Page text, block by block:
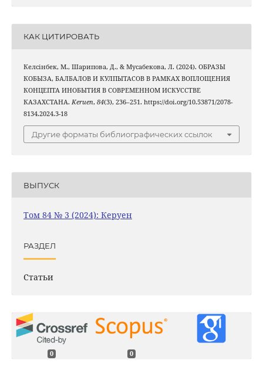
КАК ЦИТИРОВАТЬ
Келсінбек, М., Шарипова, Д., & Мусабекова, Л. (2024). ОБРАЗЫ
КОБЫЗА, БАЛБАЛОВ И КУЛПЫТАСОВ В РАМКАХ ВОПЛОЩЕНИЯ
КОНЦЕПТА ИНОБЫТИЯ В СОВРЕМЕННОМ ИСКУССТВЕ
КАЗАХСТАНА. Keruen, 84(3), 236–251. https://doi.org/10.53871/2078-
8134.2024.3-18
Другие форматы библиографических ссылок
ВЫПУСК
Том 84 № 3 (2024): Керуен
РАЗДЕЛ
Статьи
0 0